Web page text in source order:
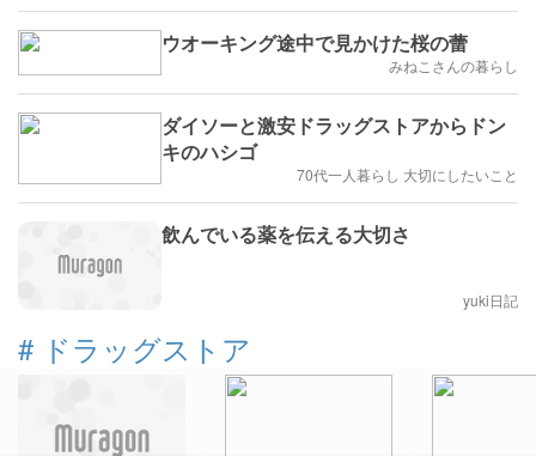
ウオーキング途中で見かけた桜の蕾
みねこさんの暮らし
ダイソーと激安ドラッグストアからドン
キのハシゴ
70代一人暮らし 大切にしたいこと
飲んでいる薬を伝える大切さ
yuki日記
# ドラッグストア